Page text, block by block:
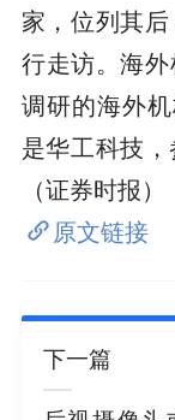
家，位列其
行走访。海
调研的海外
是华工科技，
（证券时报）
原文链接
下一篇